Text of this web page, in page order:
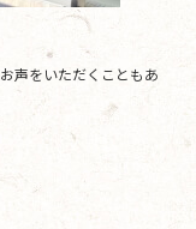
声をいただくこともあ